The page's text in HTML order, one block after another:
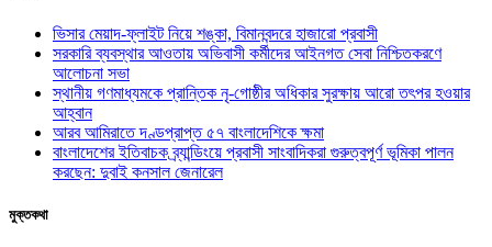
ভিসার মেয়াদ-ফ্লাইট নিয়ে শঙ্কা, বিমানবন্দরে হাজারো প্রবাসী
সরকারি ব্যবস্থার আওতায় অভিবাসী কর্মীদের আইনগত সেবা নিশ্চিতকরণে
আলোচনা সভা
স্থানীয় গণমাধ্যমকে প্রান্তিক নৃ-গোষ্ঠীর অধিকার সুরক্ষায় আরো তৎপর হওয়ার
আহ্বান
আরব আমিরাতে দণ্ডপ্রাপ্ত ৫৭ বাংলাদেশিকে ক্ষমা
বাংলাদেশের ইতিবাচক ব্র্যান্ডিংয়ে প্রবাসী সাংবাদিকরা গুরুত্বপূর্ণ ভূমিকা পালন
করছেন: দুবাই কনসাল জেনারেল
মুক্তকথা